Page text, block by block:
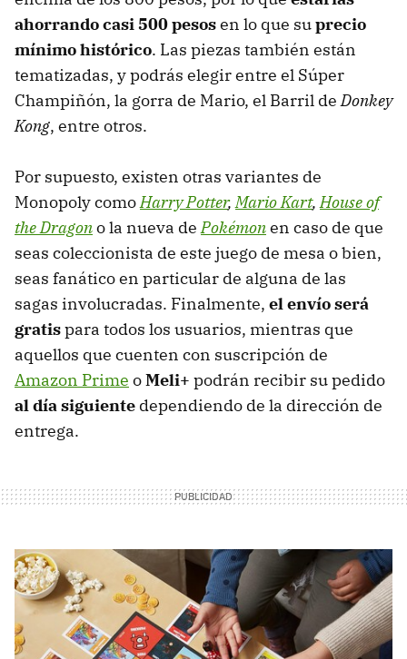
ahorrando casi 500 pesosen lo que suprecio
mínimo histórico. Las piezas también están
tematizadas, y podrás elegir entre el Súper
Champiñón, la gorra de Mario, el Barril deDonkey
Kong, entre otros.
Por supuesto, existen otras variantes de
Monopoly comoHarry Potter,Mario Kart,House of
the Dragono la nueva dePokémonen caso de que
seas coleccionista de este juego de mesa o bien,
seas fanático en particular de alguna de las
sagas involucradas. Finalmente, el envío será
gratispara todos los usuarios, mientras que
aquellos que cuenten con suscripción de
Amazon Prime oMeli+ podrán recibir su pedido
al día siguiente dependiendo de la dirección de
entrega.